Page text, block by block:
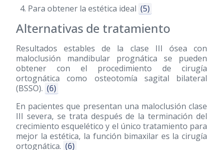
Para obtener la estética ideal (5)
Alternativas de tratamiento
Resultados estables de la clase III ósea con
maloclusión mandibular prognática se pueden
obtener con el procedimiento de cirugía
ortognática como osteotomía sagital bilateral
(BSSO). (6)
En pacientes que presentan una maloclusión clase
III severa, se trata después de la terminación del
crecimiento esquelético y el único tratamiento para
mejor la estética, la función bimaxilar es la cirugía
ortognática. (6)